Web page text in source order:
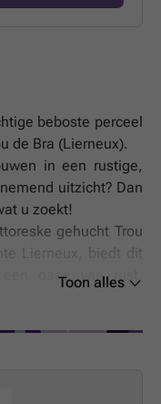
beboste perceel
de Bra (Lierneux).
in een rustige,
uitzicht? Dan
u zoekt!
gehucht Trou
Lierneux, biedt dit
oase van rust.
Toon alles